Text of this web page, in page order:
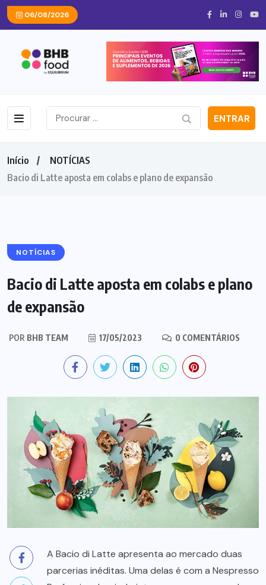
06/08/2026
ENTRAR
Início
NOTÍCIAS
Bacio di Latte aposta em colabs e plano de expansão
NOTÍCIAS
Bacio di Latte aposta em colabs e plano
de expansão
POR BHB TEAM 17/05/2023 0 COMENTÁRIOS
A Bacio di Latte apresenta ao mercado duas
parcerias inéditas. Uma delas é com a Nespresso